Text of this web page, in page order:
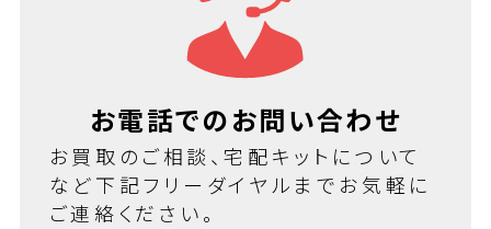
お電話でのお問い合わせ
お買取のご相談、宅配キットについて
など下記フリーダイヤルまでお気軽に
ご連絡ください。